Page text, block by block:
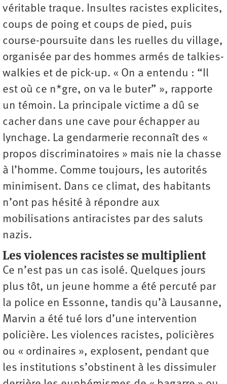
véritable traque. Insultes racistes explicites,
coups de poing et coups de pied, puis
course-poursuite dans les ruelles du village,
organisée par des hommes armés de talkies-
walkies et de pick-up. « On a entendu : “Il
est où ce n*gre, on va le buter” », rapporte
un témoin. La principale victime a dû se
cacher dans une cave pour échapper au
lynchage. La gendarmerie reconnaît des «
propos discriminatoires » mais nie la chasse
à l’homme. Comme toujours, les autorités
minimisent. Dans ce climat, des habitants
n’ont pas hésité à répondre aux
mobilisations antiracistes par des saluts
nazis.
Les violences racistes se multiplient
Ce n’est pas un cas isolé. Quelques jours
plus tôt, un jeune homme a été percuté par
la police en Essonne, tandis qu’à Lausanne,
Marvin a été tué lors d’une intervention
policière. Les violences racistes, policières
ou « ordinaires », explosent, pendant que
les institutions s’obstinent à les dissimuler